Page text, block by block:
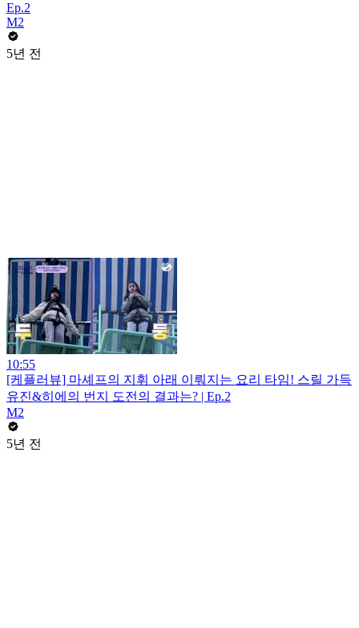
Ep.2
M2
5년 전
10:55
[케플러뷰] 마셰프의 지휘 아래 이뤄지는 요리 타임! 스릴 가득
유진&히에의 번지 도전의 결과는? | Ep.2
M2
5년 전